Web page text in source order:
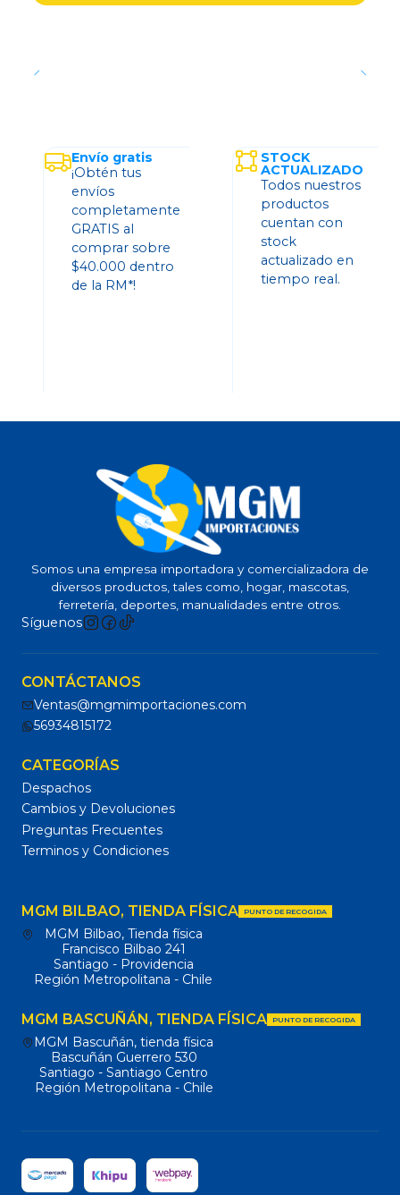
Envío gratis
¡Obtén tus
envíos
completamente
GRATIS al
comprar sobre
$40.000 dentro
de la RM*!
STOCK
ACTUALIZADO
Todos nuestros
productos
cuentan con
stock
actualizado en
tiempo real.
Somos una empresa importadora y comercializadora de
diversos productos, tales como, hogar, mascotas,
ferretería, deportes, manualidades entre otros.
Síguenos
CONTÁCTANOS
Ventas@mgmimportaciones.com
56934815172
CATEGORÍAS
Despachos
Cambios y Devoluciones
Preguntas Frecuentes
Terminos y Condiciones
MGM BILBAO, TIENDA FÍSICA PUNTO DE RECOGIDA
MGM Bilbao, Tienda física
Francisco Bilbao 241
Santiago - Providencia
Región Metropolitana - Chile
MGM BASCUÑÁN, TIENDA FÍSICA PUNTO DE RECOGIDA
MGM Bascuñán, tienda física
Bascuñán Guerrero 530
Santiago - Santiago Centro
Región Metropolitana - Chile